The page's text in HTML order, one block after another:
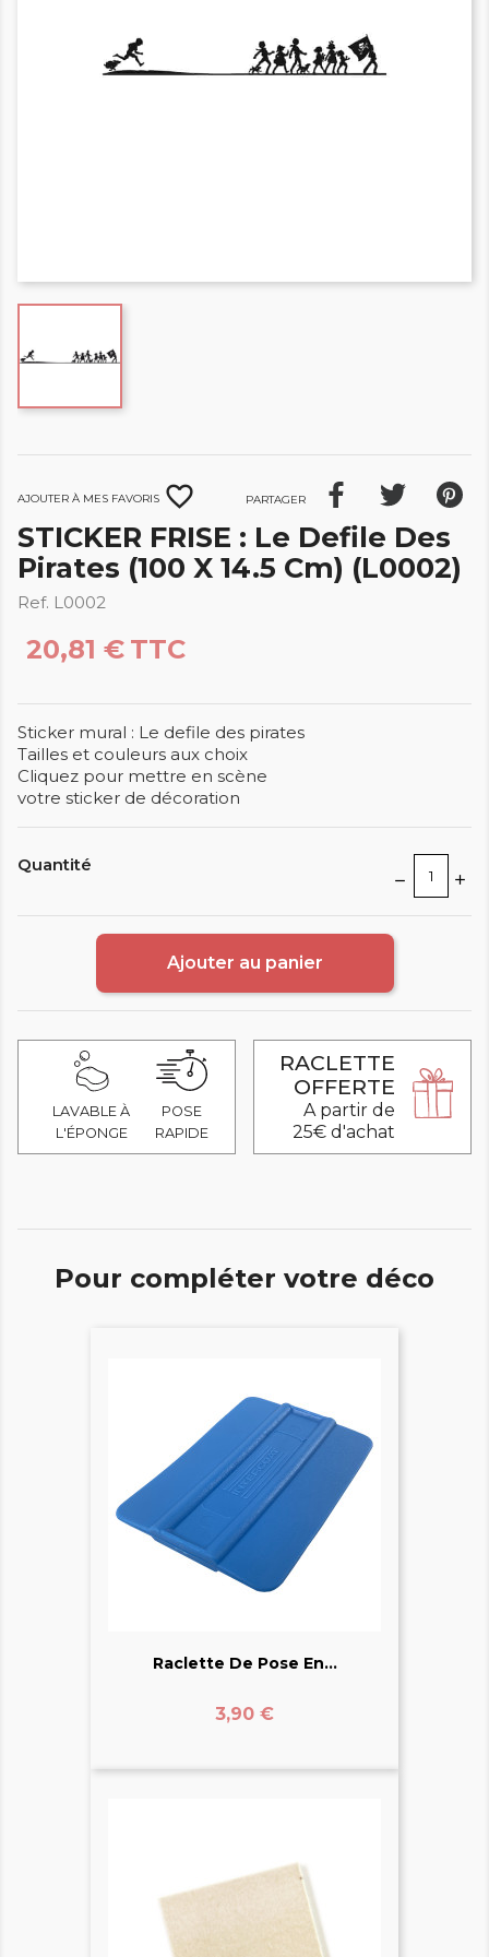
Ajouter à mes favoris favorite_border Partager
STICKER FRISE : Le Defile Des
Pirates (100 X 14.5 Cm) (L0002)
Ref. L0002
20,81 € TTC
Sticker mural : Le defile des pirates
Tailles et couleurs aux choix
Cliquez pour mettre en scène
votre sticker de décoration
Quantité
Ajouter au panier
LAVABLE À
L'ÉPONGE
POSE
RAPIDE
RACLETTE
OFFERTE
A partir de
25€ d'achat
Pour compléter votre déco
Raclette De Pose En...
Prix
3,90 €